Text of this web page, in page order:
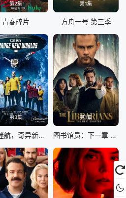
第2集
青春碎片
第1集
方舟一号 第三季
第3集
星际迷航，奇异新世界第四季
第1集
图书馆员：下一章 第二季